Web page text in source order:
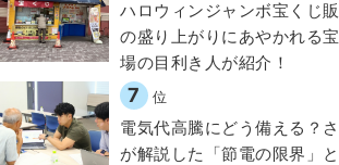
ハロウィンジャンボ宝くじ
の盛り上がりにあやかれる
場の目利き人が紹介！
7 位
電気代高騰にどう備える？
が解説した「節電の限界」